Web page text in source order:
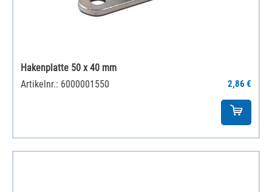
Hakenplatte 50 x 40 mm
Artikelnr.: 6000001550
2,86 €